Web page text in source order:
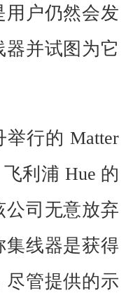
用户仍然会发
并试图为它
行的 Matter
利浦 Hue 的
公司无意放弃
集线器是获得
尽管提供的示